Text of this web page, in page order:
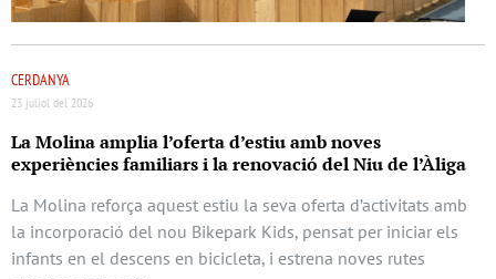
CERDANYA
23 juliol del 2026
La Molina amplia l’oferta d’estiu amb noves
experiències familiars i la renovació del Niu de l’Àliga
La Molina reforça aquest estiu la seva oferta d’activitats amb
la incorporació del nou Bikepark Kids, pensat per iniciar els
infants en el descens en bicicleta, i estrena noves rutes